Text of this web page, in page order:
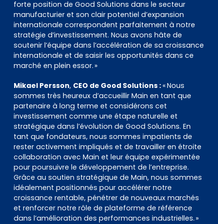
forte position de Good Solutions dans le secteur
manufacturier et son clair potentiel d’expansion
internationale correspondent parfaitement à notre
stratégie d’investissement. Nous avons hâte de
soutenir l’équipe dans l’accélération de sa croissance
internationale et de saisir les opportunités dans ce
marché en plein essor. »
Mikael Persson, CEO de Good Solutions :« Nous
sommes très heureux d’accueillir Main en tant que
partenaire à long terme et considérons cet
investissement comme une étape naturelle et
stratégique dans l’évolution de Good Solutions. En
tant que fondateurs, nous sommes impatients de
rester activement impliqués et de travailler en étroite
collaboration avec Main et leur équipe expérimentée
pour poursuivre le développement de l’entreprise.
Grâce au soutien stratégique de Main, nous sommes
idéalement positionnés pour accélérer notre
croissance rentable, pénétrer de nouveaux marchés
et renforcer notre rôle de plateforme de référence
dans l’amélioration des performances industrielles. »